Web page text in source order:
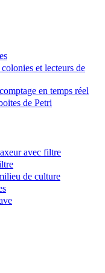
et lecteurs de
en temps réel
de Petri
avec filtre
de culture